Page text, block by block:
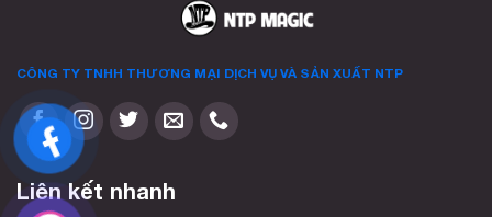
CÔNG TY TNHH THƯƠNG MẠI DỊCH VỤ VÀ SẢN XUẤT NTP
Liên kết nhanh